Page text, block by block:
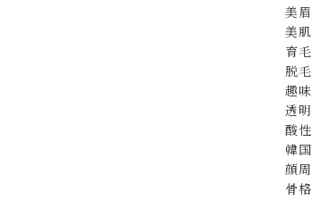
美
美肌
育毛
脱毛
趣
透
酸
韓
顔
骨